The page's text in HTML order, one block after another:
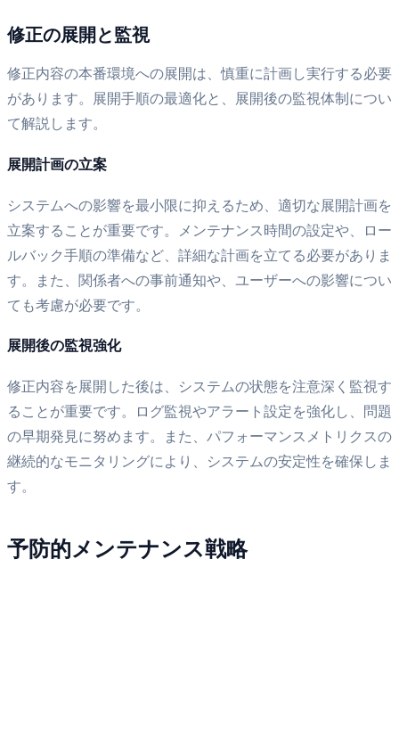
修正の展開と監視
修正内容の本番環境への展開は、慎重に計画し実行する必要
があります。展開手順の最適化と、展開後の監視体制につい
て解説します。
展開計画の立案
システムへの影響を最小限に抑えるため、適切な展開計画を
立案することが重要です。メンテナンス時間の設定や、ロー
ルバック手順の準備など、詳細な計画を立てる必要がありま
す。また、関係者への事前通知や、ユーザーへの影響につい
ても考慮が必要です。
展開後の監視強化
修正内容を展開した後は、システムの状態を注意深く監視す
ることが重要です。ログ監視やアラート設定を強化し、問題
の早期発見に努めます。また、パフォーマンスメトリクスの
継続的なモニタリングにより、システムの安定性を確保しま
す。
予防的メンテナンス戦略